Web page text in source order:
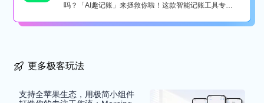
吗？「AI趣记账」来拯救你啦！这款智能记账工具专为
更多极客玩法
支持全苹果生态，用极简小组件